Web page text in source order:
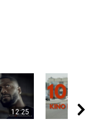
12:25